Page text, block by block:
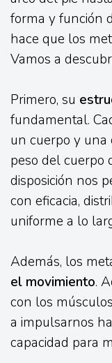
forma y función
hace que los
Vamos a
Primero, su
fundamental.
un cuerpo y una
peso del cuerpo
disposición nos
con eficacia,
uniforme a lo
Además, los
el movimiento.
con los
a impulsarnos
capacidad para